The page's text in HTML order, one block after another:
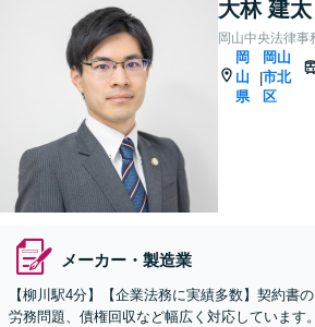
大林 建太
岡山中央法律事
岡
山
県
|
岡山
市北
区
メーカー・製造業
【柳川駅4分】【企業法務に実績多数】契約書
労務問題、債権回収など幅広く対応しています